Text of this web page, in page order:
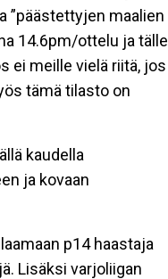
”päästettyjen maalien
14.6pm/ottelu ja tälle
ei meille vielä riitä, jos
tämä tilasto on
kaudella
ja kovaan
p14 haastaja
Lisäksi varjoliigan